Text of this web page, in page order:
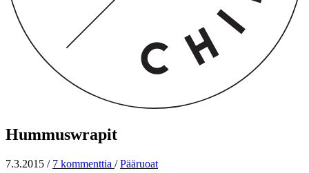
Hummuswrapit
7.3.2015 / 7 kommenttia / Pääruoat